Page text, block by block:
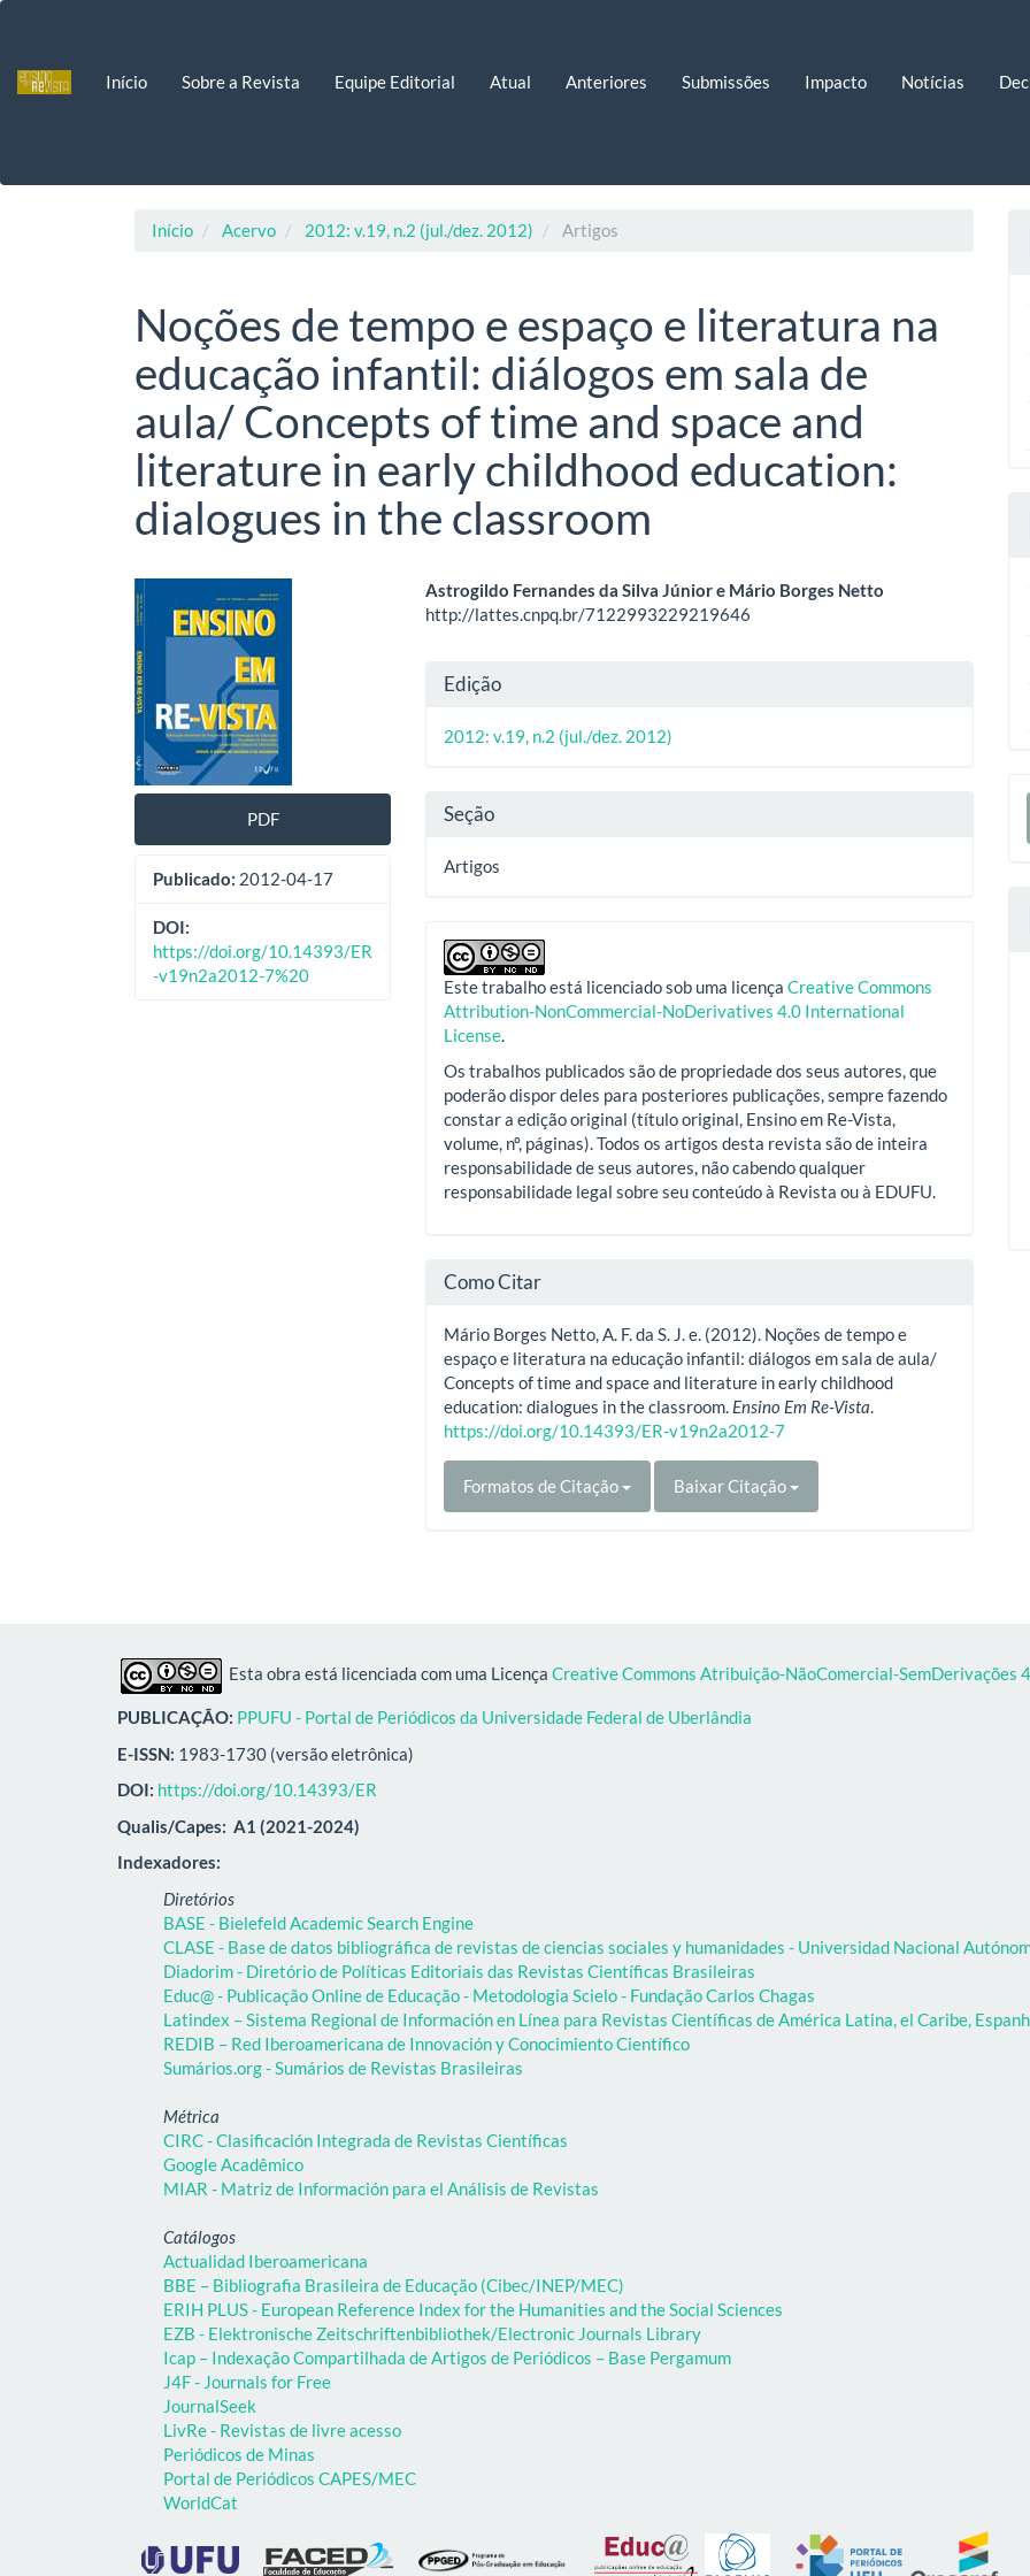
principalInício Sobre a Revista Equipe Editorial Atual Anteriores Submissões Impacto Notícias
Início Acervo 2012: v.19, n.2 (jul./dez. 2012) Artigos
Noções de tempo e espaço e literatura na
educação infantil: diálogos em sala de
aula/ Concepts of time and space and
literature in early childhood education:
dialogues in the classroom
Barra
lateral
de
artigos
PDF
Publicado: 2012-04-17
DOI:
https://doi.org/10.14393/ER
-v19n2a2012-7%20
Conteúdo
do
artigo
principal
Astrogildo Fernandes da Silva Júnior e Mário Borges Netto
http://lattes.cnpq.br/7122993229219646
Detalhes
do
Edição
2012: v.19, n.2 (jul./dez. 2012)
Seção
Artigos
Este trabalho está licenciado sob uma licençaCreative Commons
Attribution-NonCommercial-NoDerivatives 4.0 International
License
Os trabalhos publicados são de propriedade dos seus autores, que
poderão dispor deles para posteriores publicações, sempre fazendo
constar a edição original (título original, Ensino em Re-Vista,
volume, nº, páginas). Todos os artigos desta revista são de inteira
responsabilidade de seus autores, não cabendo qualquer
responsabilidade legal sobre seu conteúdo à Revista ou à EDUFU.
Como Citar
Mário Borges Netto, A. F. da S. J. e. (2012). Noções de tempo e
espaço e literatura na educação infantil: diálogos em sala de aula/
Concepts of time and space and literature in early childhood
education: dialogues in the classroom. Ensino Em Re-Vista
https://doi.org/10.14393/ER-v19n2a2012-7
Formatos de Citação Baixar Citação
Esta obra está licenciada com uma Licença Creative Commons Atribuição-NãoComercial-SemDerivações
PUBLICAÇÃO: PPUFU - Portal de Periódicos da Universidade Federal de Uberlândia
E-ISSN: 1983-1730 (versão eletrônica)
DOI: https://doi.org/10.14393/ER
Qualis/Capes: A1 (2021-2024)
Indexadores:
Diretórios
BASE - Bielefeld Academic Search Engine
CLASE - Base de datos bibliográfica de revistas de ciencias sociales y humanidades - Universidad Nacional
Diadorim - Diretório de Políticas Editoriais das Revistas Científicas Brasileiras
Educ@ - Publicação Online de Educação - Metodologia Scielo - Fundação Carlos Chagas
Latindex – Sistema Regional de Información en Línea para Revistas Científicas de América Latina, el Caribe,
REDIB – Red Iberoamericana de Innovación y Conocimiento Científico
Sumários.org - Sumários de Revistas Brasileiras
Métrica
CIRC - Clasificación Integrada de Revistas Científicas
Google Acadêmico
MIAR - Matriz de Información para el Análisis de Revistas
Catálogos
Actualidad Iberoamericana
BBE – Bibliografia Brasileira de Educação (Cibec/INEP/MEC)
ERIH PLUS - European Reference Index for the Humanities and the Social Sciences
EZB - Elektronische Zeitschriftenbibliothek/Electronic Journals Library
Icap – Indexação Compartilhada de Artigos de Periódicos – Base Pergamum
J4F - Journals for Free
JournalSeek
LivRe - Revistas de livre acesso
Periódicos de Minas
Portal de Periódicos CAPES/MEC
WorldCat